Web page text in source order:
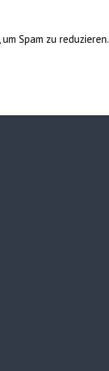
Spam zu reduzieren.